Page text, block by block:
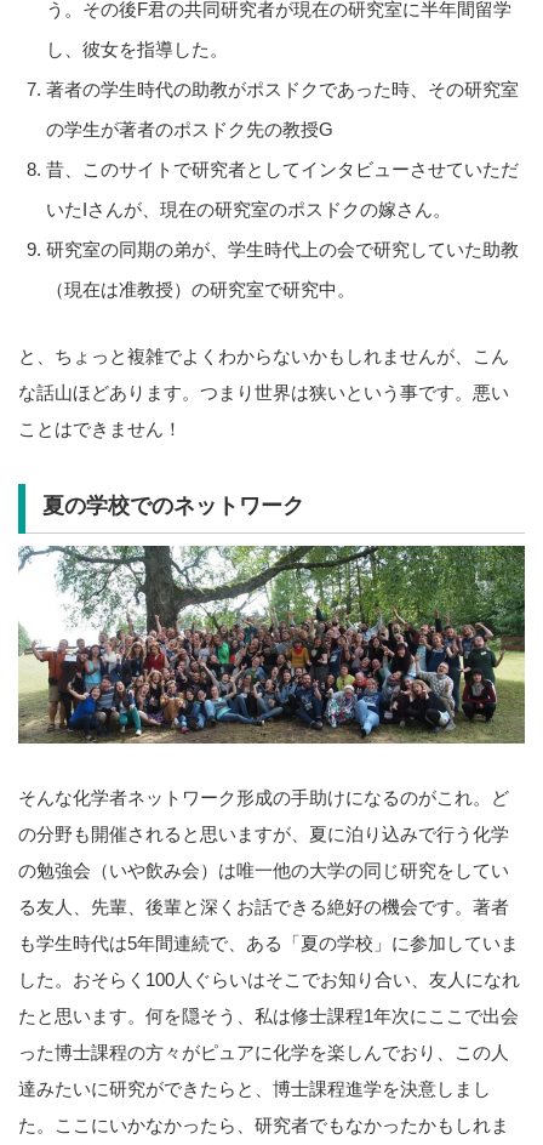
う。その後F君の共同研究者が現在の研究室に半年間留学
し、彼女を指導した。
著者の学生時代の助教がポスドクであった時、その研究室
の学生が著者のポスドク先の教授G
昔、このサイトで研究者としてインタビューさせていただ
いたIさんが、現在の研究室のポスドクの嫁さん。
研究室の同期の弟が、学生時代上の会で研究していた助教
（現在は准教授）の研究室で研究中。
と、ちょっと複雑でよくわからないかもしれませんが、こん
な話山ほどあります。つまり世界は狭いという事です。悪い
ことはできません！
夏の学校でのネットワーク
そんな化学者ネットワーク形成の手助けになるのがこれ。ど
の分野も開催されると思いますが、夏に泊り込みで行う化学
の勉強会（いや飲み会）は唯一他の大学の同じ研究をしてい
る友人、先輩、後輩と深くお話できる絶好の機会です。著者
も学生時代は5年間連続で、ある「夏の学校」に参加していま
した。おそらく100人ぐらいはそこでお知り合い、友人になれ
たと思います。何を隠そう、私は修士課程1年次にここで出会
った博士課程の方々がピュアに化学を楽しんでおり、この人
達みたいに研究ができたらと、博士課程進学を決意しまし
た。ここにいかなかったら、研究者でもなかったかもしれま